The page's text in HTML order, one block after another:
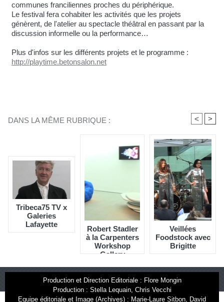
communes franciliennes proches du périphérique.
Le festival fera cohabiter les activités que les projets
génèrent, de l'atelier au spectacle théâtral en passant par la
discussion informelle ou la performance…
Plus d'infos sur les différents projets et le programme :
http://playtime.betonsalon.net
DANS LA MÊME RUBRIQUE : < >
Tribeca75 TV x
Galeries
Lafayette
Robert Stadler
à la Carpenters
Workshop
Gallery
Veillées
Foodstock avec
Brigitte
Production et Direction Editoriale : Flore Mongin
Production : Stella Lequain, Chris Vecchi
Equipe éditoriale et Image (Archives) : Marie-Laure Sitbon, David